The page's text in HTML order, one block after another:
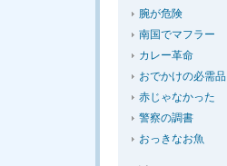
腕が危険
南国でマフラー
カレー革命
おでかけの必需品
赤じゃなかった
警察の調書
おっきなお魚